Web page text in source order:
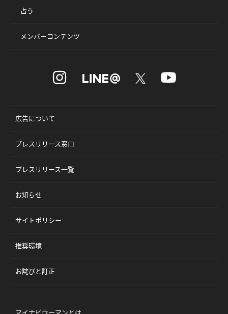
占う
メンバーコンテンツ
広告について
プレスリリース窓口
プレスリリース一覧
お知らせ
サイトポリシー
推奨環境
お詫びと訂正